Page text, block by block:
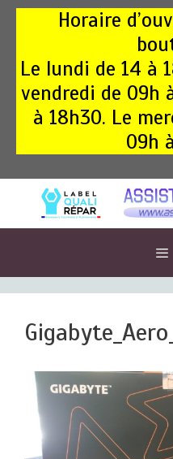
Aller
Horaire
Le lundi de 14 à
vendredi de 09h
à 18h30. Le
09h